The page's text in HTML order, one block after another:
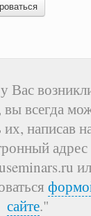
Вас
всегда
их, написав
адрес
сайте."